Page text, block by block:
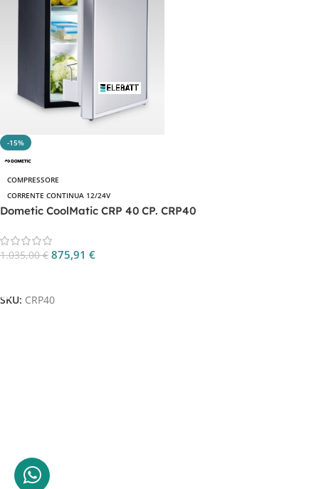
-15%
COMPRESSORE
CORRENTE CONTINUA 12/24V
Dometic CoolMatic CRP 40 CP. CRP40
1.035,00€ 875,91 €
SKU: CRP40